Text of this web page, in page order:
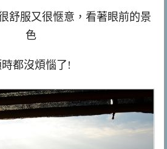
舒服又很愜意，看著眼前的景
色
時都沒煩惱了!